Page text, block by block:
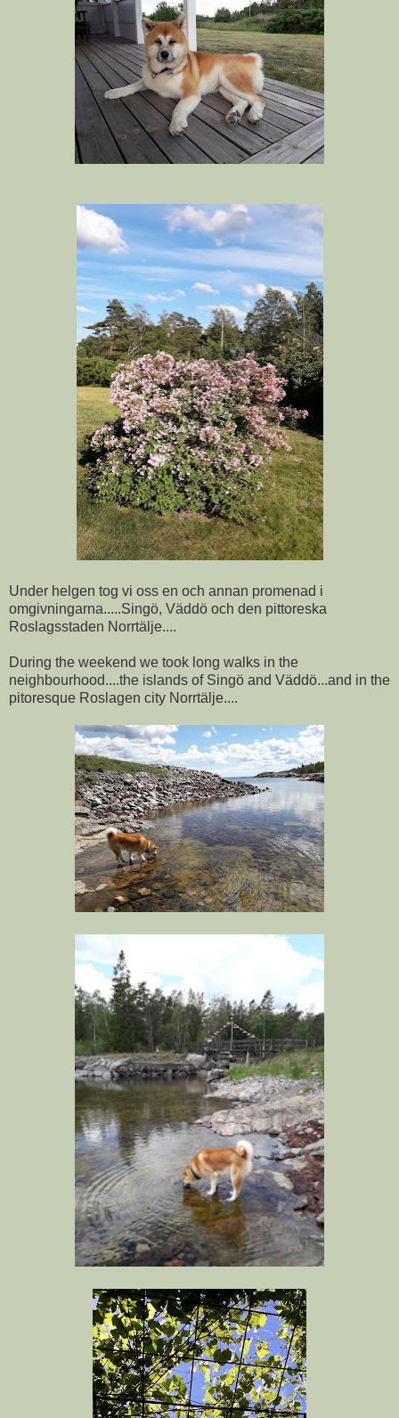
Under helgen tog vi oss en och annan promenad i
omgivningarna.....Singö, Väddö och den pittoreska
Roslagsstaden Norrtälje....
During the weekend we took long walks in the
neighbourhood....the islands of Singö and Väddö...and in the
pitoresque Roslagen city Norrtälje....